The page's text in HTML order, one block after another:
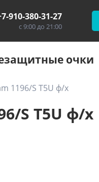
910-380-31-27
с 9:00 до 21:00
очки
1196/S T5U ф/х
S T5U ф/х